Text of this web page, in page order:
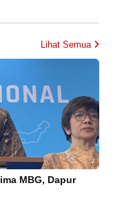
Lihat Semua
MBG, Dapur